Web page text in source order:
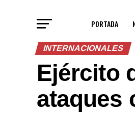
PORTADA
INTERNACIONALES
Ejército
ataques